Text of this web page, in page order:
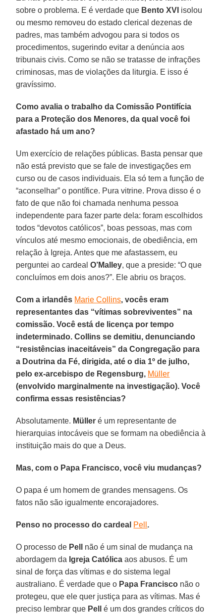
sobre o problema. E é verdade que Bento XVI isolou
ou mesmo removeu do estado clerical dezenas de
padres, mas também advogou para si todos os
procedimentos, sugerindo evitar a denúncia aos
tribunais civis. Como se não se tratasse de infrações
criminosas, mas de violações da liturgia. E isso é
gravíssimo.
Como avalia o trabalho da Comissão Pontifícia
para a Proteção dos Menores, da qual você foi
afastado há um ano?
Um exercício de relações públicas. Basta pensar que
não está previsto que se fale de investigações em
curso ou de casos individuais. Ela só tem a função de
“aconselhar” o pontífice. Pura vitrine. Prova disso é o
fato de que não foi chamada nenhuma pessoa
independente para fazer parte dela: foram escolhidos
todos “devotos católicos”, boas pessoas, mas com
vínculos até mesmo emocionais, de obediência, em
relação à Igreja. Antes que me afastassem, eu
perguntei ao cardealO’Malley, que a preside: “O que
concluímos em dois anos?”. Ele abriu os braços.
Com a irlandês Marie Collins, vocês eram
representantes das “vítimas sobreviventes” na
comissão. Você está de licença por tempo
indeterminado. Collins se demitiu, denunciando
“resistências inaceitáveis” da Congregação para
a Doutrina da Fé, dirigida, até o dia 1º de julho,
pelo ex-arcebispo de Regensburg, Müller
(envolvido marginalmente na investigação). Você
confirma essas resistências?
Absolutamente. Müller é um representante de
hierarquias intocáveis que se formam na obediência à
instituição mais do que a Deus.
Mas, com o Papa Francisco, você viu mudanças?
O papa é um homem de grandes mensagens. Os
fatos não são igualmente encorajadores.
Penso no processo do cardeal Pell .
O processo de Pell
não é um sinal de mudança na
abordagem da Igreja Católica aos abusos. É um
sinal de força das vítimas e do sistema legal
australiano. É verdade que o Papa Francisco não o
protegeu, que ele quer justiça para as vítimas. Mas é
preciso lembrar que Pell
é um dos grandes críticos do